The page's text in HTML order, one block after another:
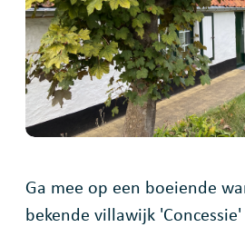
Ga mee op een boeiende
bekende villawijk